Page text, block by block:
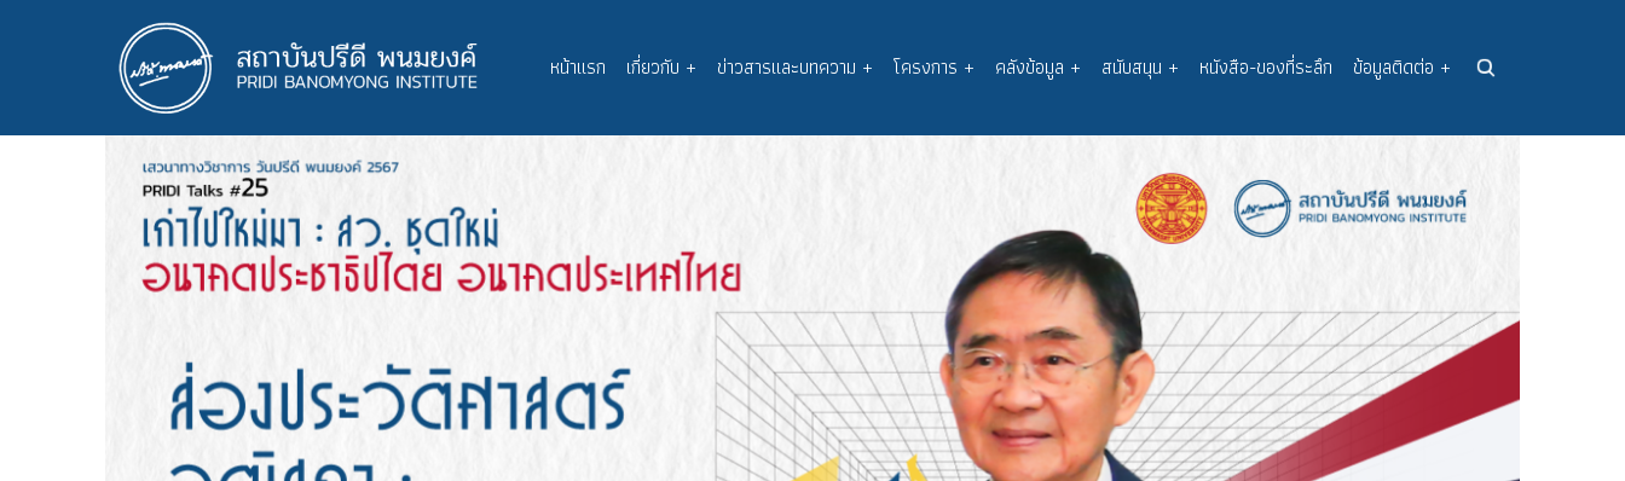
Main
navigation
หน้าแรก เกี่ยวกับ + ข่าวสารและบทความ + โครงการ + คลังข้อมูล + สนับสนุน + หนังสือ-ของที่ระลึก ข้อมูลติดต่อ +